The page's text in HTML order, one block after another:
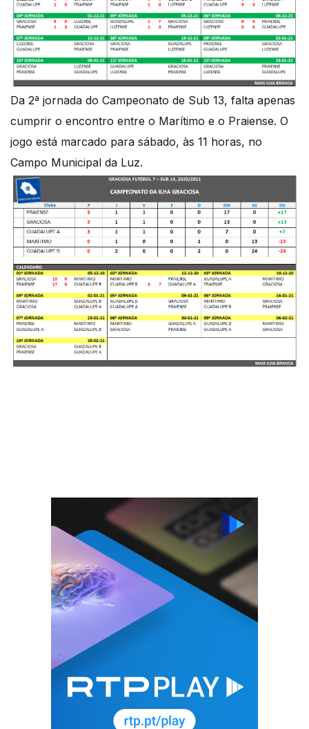
Da 2ª jornada do Campeonato de Sub 13, falta apenas
cumprir o encontro entre o Marítimo e o Praiense. O
jogo está marcado para sábado, às 11 horas, no
Campo Municipal da Luz.